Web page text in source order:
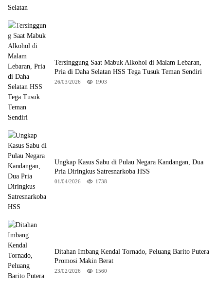
Tersinggung Saat Mabuk Alkohol di Malam Lebaran,
Pria di Daha Selatan HSS Tega Tusuk Teman Sendiri
26/03/2026 1903
Ungkap Kasus Sabu di Pulau Negara Kandangan, Dua
Pria Diringkus Satresnarkoba HSS
01/04/2026 1738
Ditahan Imbang Kendal Tornado, Peluang Barito Putera
Promosi Makin Berat
23/02/2026 1560